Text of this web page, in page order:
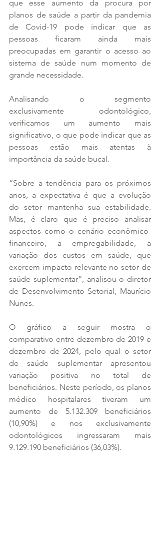
que esse aumento da procura por
planos de saúde a partir da pandemia
de Covid-19 pode indicar que as
pessoas ficaram ainda mais
preocupadas em garantir o acesso ao
sistema de saúde num momento de
grande necessidade.
Analisando o segmento
exclusivamente odontológico,
verificamos um aumento mais
significativo, o que pode indicar que as
pessoas estão mais atentas à
importância da saúde bucal.
“Sobre a tendência para os próximos
anos, a expectativa é que a evolução
do setor mantenha sua estabilidade.
Mas, é claro que é preciso analisar
aspectos como o cenário econômico-
financeiro, a empregabilidade, a
variação dos custos em saúde, que
exercem impacto relevante no setor de
saúde suplementar”, analisou o diretor
de Desenvolvimento Setorial, Maurício
Nunes.
O gráfico a seguir mostra o
comparativo entre dezembro de 2019 e
dezembro de 2024, pelo qual o setor
de saúde suplementar apresentou
variação positiva no total de
beneficiários. Neste período, os planos
médico hospitalares tiveram um
aumento de 5.132.309 beneficiários
(10,90%) e nos exclusivamente
odontológicos ingressaram mais
9.129.190 beneficiários (36,03%).